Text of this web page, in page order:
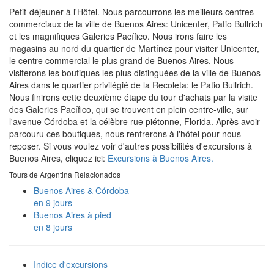
Petit-déjeuner à l'Hôtel. Nous parcourrons les meilleurs centres
commerciaux de la ville de Buenos Aires: Unicenter, Patio Bullrich
et les magnifiques Galeries Pacífico. Nous irons faire les
magasins au nord du quartier de Martínez pour visiter Unicenter,
le centre commercial le plus grand de Buenos Aires. Nous
visiterons les boutiques les plus distinguées de la ville de Buenos
Aires dans le quartier privilégié de la Recoleta: le Patio Bullrich.
Nous finirons cette deuxième étape du tour d'achats par la visite
des Galeries Pacífico, qui se trouvent en plein centre-ville, sur
l'avenue Córdoba et la célèbre rue piétonne, Florida. Après avoir
parcouru ces boutiques, nous rentrerons à l'hôtel pour nous
reposer. Si vous voulez voir d'autres possibilités d'excursions à
Buenos Aires, cliquez ici: Excursions à Buenos Aires.
Tours de Argentina Relacionados
Buenos Aires & Córdoba
en 9 jours
Buenos Aires à pied
en 8 jours
Indice d'excursions